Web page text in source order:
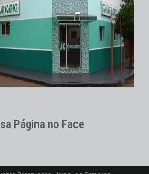
Página no Face